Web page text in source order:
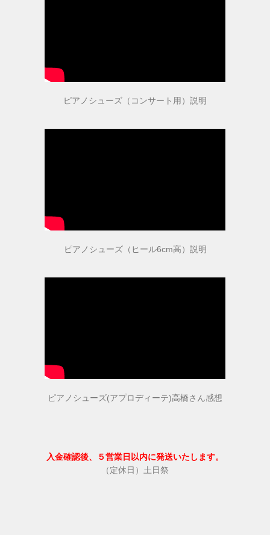
ピアノシューズ（コンサート用）説明
ピアノシューズ（ヒール6cm高）説明
ピアノシューズ(アプロディーテ)高橋さん感想
入金確認後、５営業日以内に発送いたします。
（定休日）土日祭